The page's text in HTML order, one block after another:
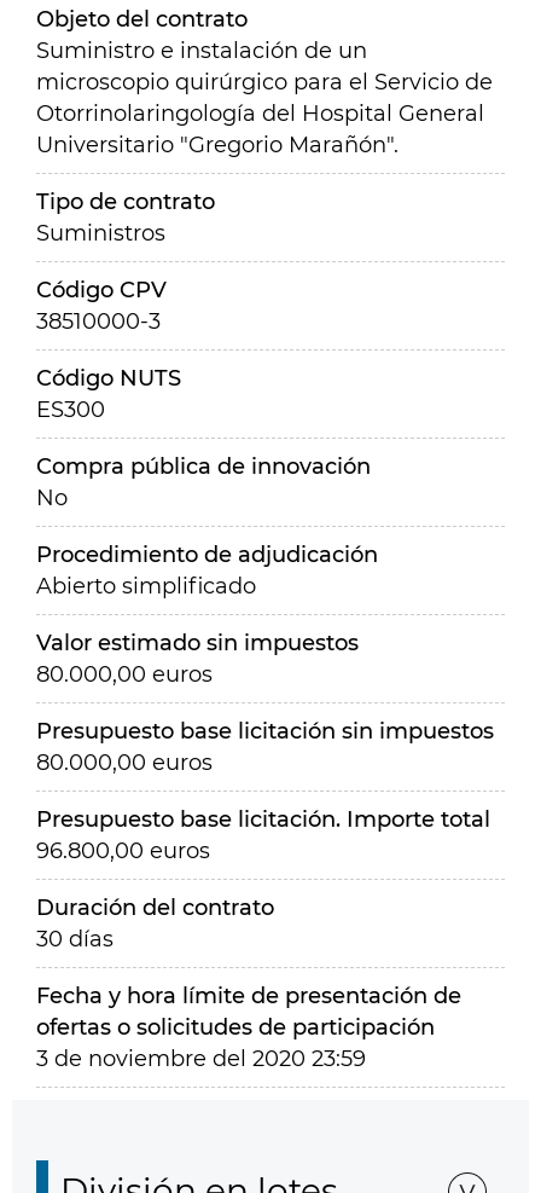
Objeto del contrato
Suministro e instalación de un
microscopio quirúrgico para el Servicio de
Otorrinolaringología del Hospital General
Universitario "Gregorio Marañón".
Tipo de contrato
Suministros
Código CPV
38510000-3
Código NUTS
ES300
Compra pública de innovación
No
Procedimiento de adjudicación
Abierto simplificado
Valor estimado sin impuestos
80.000,00 euros
Presupuesto base licitación sin impuestos
80.000,00 euros
Presupuesto base licitación. Importe total
96.800,00 euros
Duración del contrato
30 días
Fecha y hora límite de presentación de
ofertas o solicitudes de participación
3 de noviembre del 2020 23:59